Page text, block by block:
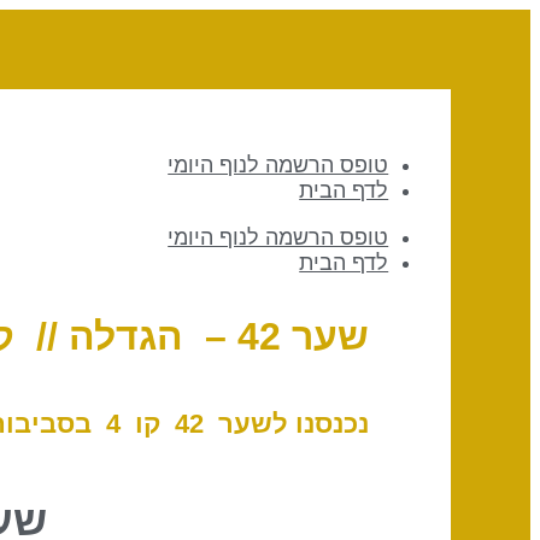
טופס הרשמה לנוף היומי
לדף הבית
טופס הרשמה לנוף היומי
לדף הבית
שער 42 – הגדלה // קו 4 – המתווך
נכנסנו לשער 42 ק ו 4 בסביבות 17:50 לפי שעון ישראל, 13 באפריל 2026